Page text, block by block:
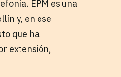
EPM es una
y, en ese
que ha
extensión,